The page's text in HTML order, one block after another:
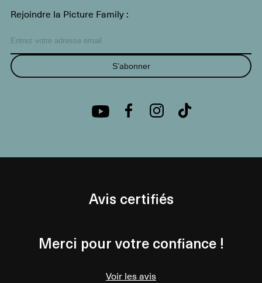
Rejoindre la Picture Family :
S’abonner
Avis certifiés
Merci pour votre confiance !
Voir les avis